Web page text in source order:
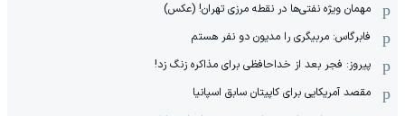
مهمان‌ ویژه نفتی‌ها در نقطه مرزی تهران! (عکس)
فابرگاس: مربیگری را مدیون دو نفر هستم
پیروز: فجر بعد از خداحافظی برای مذاکره زنگ زد!
مقصد آمریکایی برای کاپیتان سابق اسپانیا